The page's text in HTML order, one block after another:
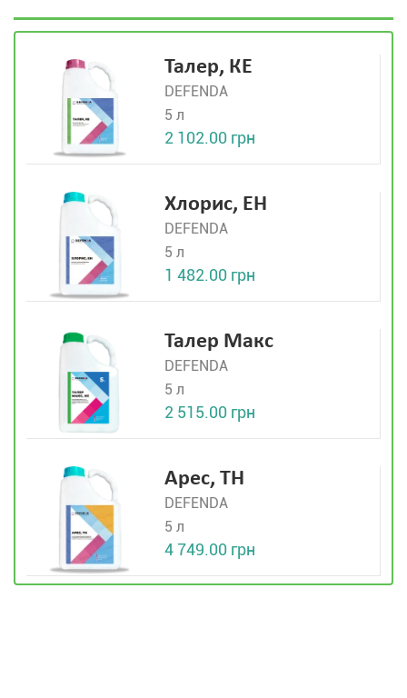
Талер, КЕ
DEFENDA
5 л
2 102.00 грн
Хлорис, ЕН
DEFENDA
5 л
1 482.00 грн
Талер Макс
DEFENDA
5 л
2 515.00 грн
Арес, ТН
DEFENDA
5 л
4 749.00 грн